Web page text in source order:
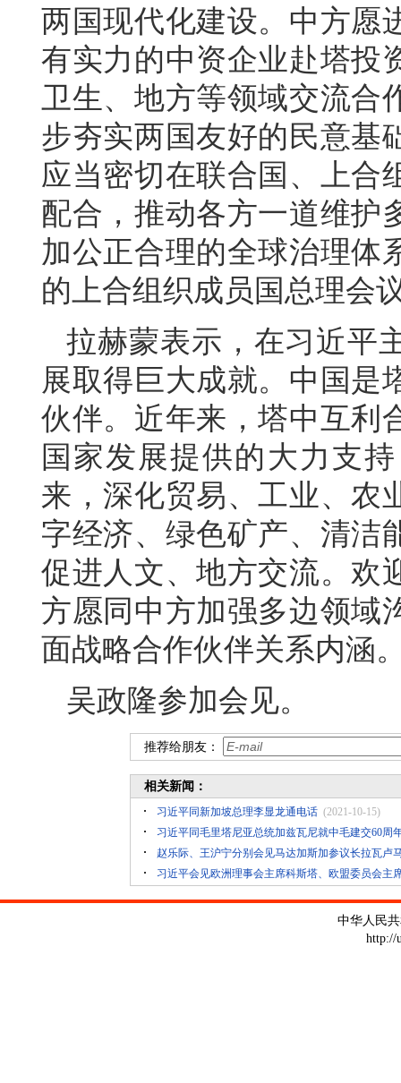
两国现代化建设。中方愿
有实力的中资企业赴塔投
卫生、地方等领域交流合
步夯实两国友好的民意基
应当密切在联合国、上合
配合，推动各方一道维护
加公正合理的全球治理体
的上合组织成员国总理会
拉赫蒙表示，在习近平
展取得巨大成就。中国是
伙伴。近年来，塔中互利
国家发展提供的大力支
来，深化贸易、工业、农
字经济、绿色矿产、清洁
促进人文、地方交流。欢
方愿同中方加强多边领域
面战略合作伙伴关系内涵
吴政隆参加会见。
推荐给朋友：
相关新闻：
习近平同新加坡总理李显龙通电话 (2021-10-15)
习近平同毛里塔尼亚总统加兹瓦尼就中毛建交60周
赵乐际、王沪宁分别会见马达加斯加参议长拉瓦卢
习近平会见欧洲理事会主席科斯塔、欧盟委员会主
中华人民
http://